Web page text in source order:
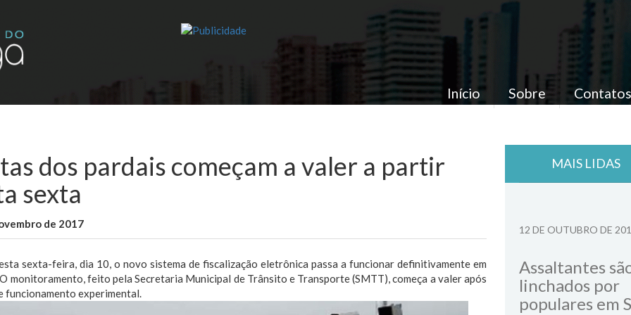
Início Sobre Contatos
dos pardais começam a valer a partir
sexta
de 2017
sexta-feira, dia 10, o novo sistema de fiscalização eletrônica passa a funcionar definitivamente em
monitoramento, feito pela Secretaria Municipal de Trânsito e Transporte (SMTT), começa a valer após
funcionamento experimental.
MAIS LIDAS
12 DE OUTUBRO DE
Assaltantes
linchados por
populares em